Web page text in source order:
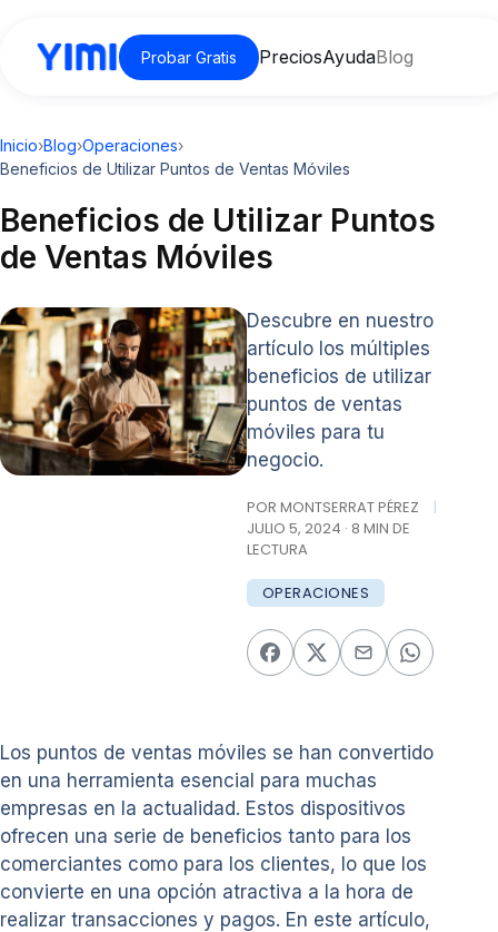
Probar Gratis PreciosAyudaBlog
Inicio›Blog›Operaciones›
Beneficios de Utilizar Puntos de Ventas Móviles
Beneficios de Utilizar Puntos
de Ventas Móviles
Descubre en nuestro
artículo los múltiples
beneficios de utilizar
puntos de ventas
móviles para tu
negocio.
POR MONTSERRAT PÉREZ
|
JULIO 5, 2024 · 8 MIN DE
LECTURA
OPERACIONES
Los puntos de ventas móviles se han convertido
en una herramienta esencial para muchas
empresas en la actualidad. Estos dispositivos
ofrecen una serie de beneficios tanto para los
comerciantes como para los clientes, lo que los
convierte en una opción atractiva a la hora de
realizar transacciones y pagos. En este artículo,